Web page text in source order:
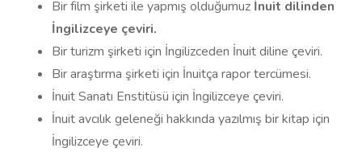
Bir film şirketi ile yapmış olduğumuz İnuit dilinden
İngilizceye çeviri.
Bir turizm şirketi için İngilizceden İnuit diline çeviri.
Bir araştırma şirketi için İnuitça rapor tercümesi.
İnuit Sanatı Enstitüsü için İngilizceye çeviri.
İnuit avcılık geleneği hakkında yazılmış bir kitap için
İngilizceye çeviri.